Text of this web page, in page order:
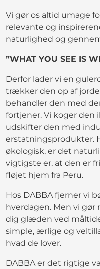
Vi gør os altid umage
relevante og
naturlighed og
”WHAT YOU SEE IS
Derfor lader vi en
trækker den op af
behandler den med
fortjener. Vi koger den
udskifter den med
erstatningsprodukter.
økologisk, er det
vigtigste er, at den er
fløjet hjem fra Peru.
Hos DABBA fjerner vi
hverdagen. Men vi gør
dig glæden ved
simple, ærlige og
hvad de lover.
DABBA er det rigtige